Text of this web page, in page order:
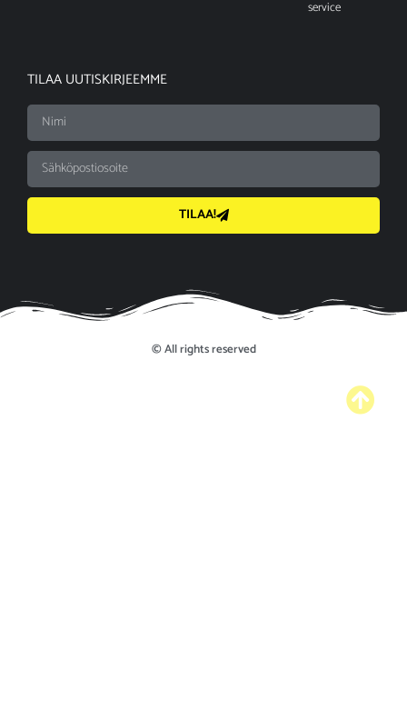
service
TILAA UUTISKIRJEEMME
TILAA!
© All rights reserved